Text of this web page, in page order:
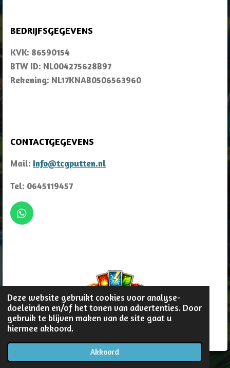
Deze website gebruikt cookies voor analyse-
doeleinden en/of het tonen van advertenties. Door
gebruik te blijven maken van de site gaat u
hiermee akkoord.
Akkoord
BEDRIJFSGEGEVENS
KVK: 86590154
BTW ID: NL004275628B97
Rekening: NL17KNAB0506563960
CONTACTGEGEVENS
Mail: Info@tcgputten.nl
Tel: 0645119457
W
h
p
© 2022 - 2026 TCG Putten